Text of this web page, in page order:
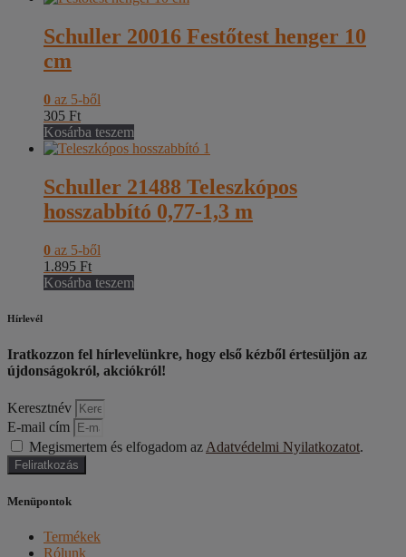
Schuller 20016 Festőtest henger 10
cm
0 az 5-ből
305 Ft
Kosárba teszem
Schuller 21488 Teleszkópos
hosszabbító 0,77-1,3 m
0 az 5-ből
1.895 Ft
Kosárba teszem
Hírlevél
Iratkozzon fel hírlevelünkre, hogy első kézből értesüljön az
újdonságokról, akciókról!
Keresztnév
E-mail cím
Megismertem és elfogadom az Adatvédelmi Nyilatkozatot.
Feliratkozás
Menüpontok
Termékek
Rólunk